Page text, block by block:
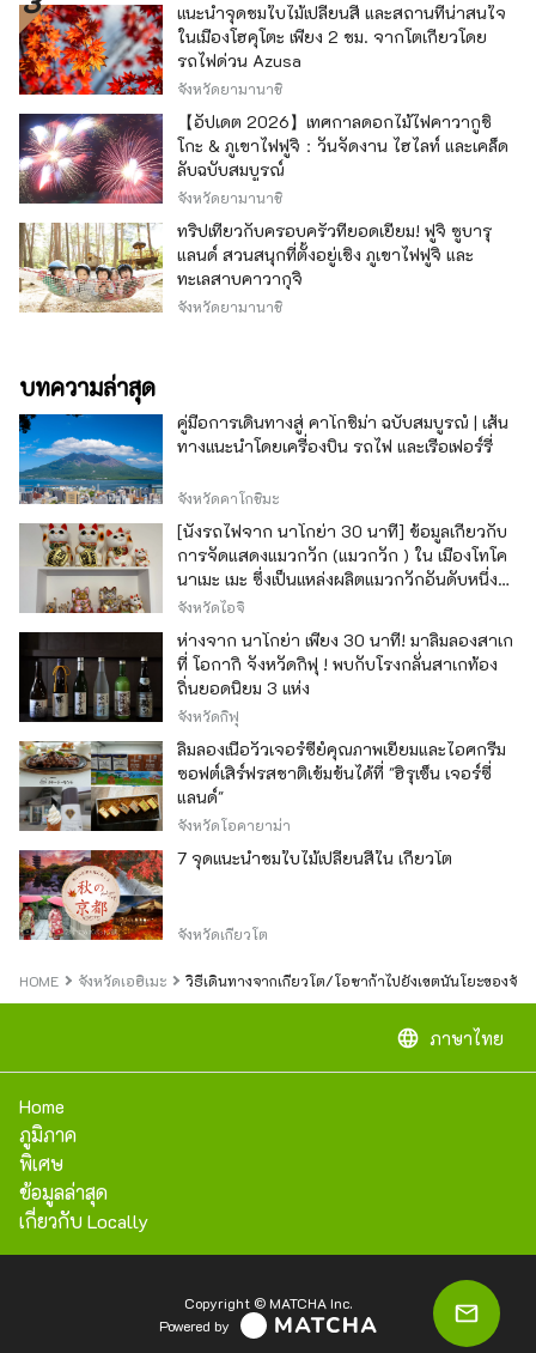
แนะนำจุดชมใบไม้เปลี่ยนสี และสถานที่น่าสนใจ
ในเมืองโฮคุโตะ เพียง 2 ชม. จากโตเกียวโดย
รถไฟด่วน Azusa
จังหวัดยามานาชิ
【อัปเดต 2026】เทศกาลดอกไม้ไฟคาวากูชิ
โกะ & ภูเขาไฟฟูจิ：วันจัดงาน ไฮไลท์ และเคล็ด
ลับฉบับสมบูรณ์
จังหวัดยามานาชิ
ทริปเที่ยวกับครอบครัวที่ยอดเยี่ยม! ฟูจิ ซูบารุ
แลนด์ สวนสนุกที่ตั้งอยู่เชิง ภูเขาไฟฟูจิ และ
ทะเลสาบคาวากุจิ
จังหวัดยามานาชิ
บทความล่าสุด
คู่มือการเดินทางสู่ คาโกชิม่า ฉบับสมบูรณ์ | เส้น
ทางแนะนำโดยเครื่องบิน รถไฟ และเรือเฟอร์รี่
จังหวัดคาโกชิมะ
[นั่งรถไฟจาก นาโกย่า 30 นาที] ข้อมูลเกี่ยวกับ
การจัดแสดงแมวกวัก (แมวกวัก ) ใน เมืองโทโค
นาเมะ เมะ ซึ่งเป็นแหล่งผลิตแมวกวักอันดับหนึ่ง
ของญี่ปุ่น
จังหวัดไอจิ
ห่างจาก นาโกย่า เพียง 30 นาที! มาลิ้มลองสาเก
ที่ โอกากิ จังหวัดกิฟุ ! พบกับโรงกลั่นสาเกท้อง
ถิ่นยอดนิยม 3 แห่ง
จังหวัดกิฟุ
ลิ้มลองเนื้อวัวเจอร์ซีย์คุณภาพเยี่ยมและไอศกรีม
ซอฟต์เสิร์ฟรสชาติเข้มข้นได้ที่ "ฮิรุเซ็น เจอร์ซี่
แลนด์"
จังหวัดโอคายาม่า
7 จุดแนะนำชมใบไม้เปลี่ยนสีใน เกียวโต
จังหวัดเกียวโต
HOME จังหวัดเอฮิเมะ วิธีเดินทางจากเกียวโต/โอซาก้าไปยังเขตนันโยะของจังห
language ภาษาไทย
Home
ภูมิภาค
พิเศษ
ข้อมูลล่าสุด
เกี่ยวกับ Locally
Copyright © MATCHA Inc.
Powered by